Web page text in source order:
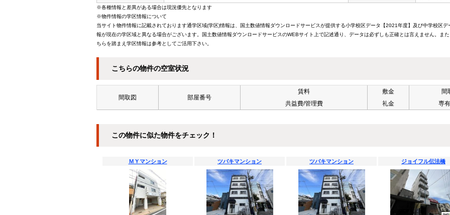
※各種情報と差異がある場合は現況優先となります
※物件情報の学区情報について
当サイト物件情報に記載されております通学区域(学区)情報は、国土数値情報ダウンロードサービスが提供する小学校区データ【2021年度】及び中学校区
報が現在の学区域と異なる場合がございます。国土数値情報ダウンロードサービスのWEBサイト上で記述通り、データは必ずしも正確とは言えません。ま
ちらを踏まえ学区情報は参考としてご活用下さい。
こちらの物件の空室状況
間取図 部屋番号
賃料
共益費/管理費
敷金
礼金
間
専
この物件に似た物件をチェック！
ＭＹマンション ツバキマンション ツバキマンション ジョイフル伝法橋